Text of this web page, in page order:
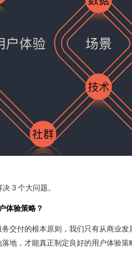
3 个大问题。
体验策略？
交付的根本原则，我们只有从商业
地，才能真正制定良好的用户体验策